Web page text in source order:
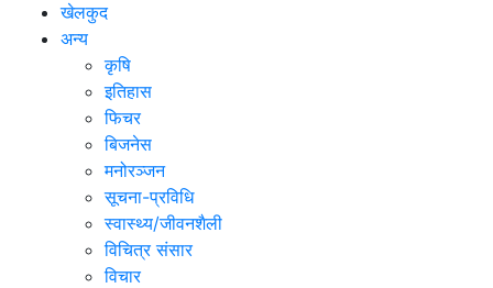
खेलकुद
अन्य
कृषि
इतिहास
फिचर
बिजनेस
मनोरञ्जन
सूचना-प्रविधि
स्वास्थ्य/जीवनशैली
विचित्र संसार
विचार